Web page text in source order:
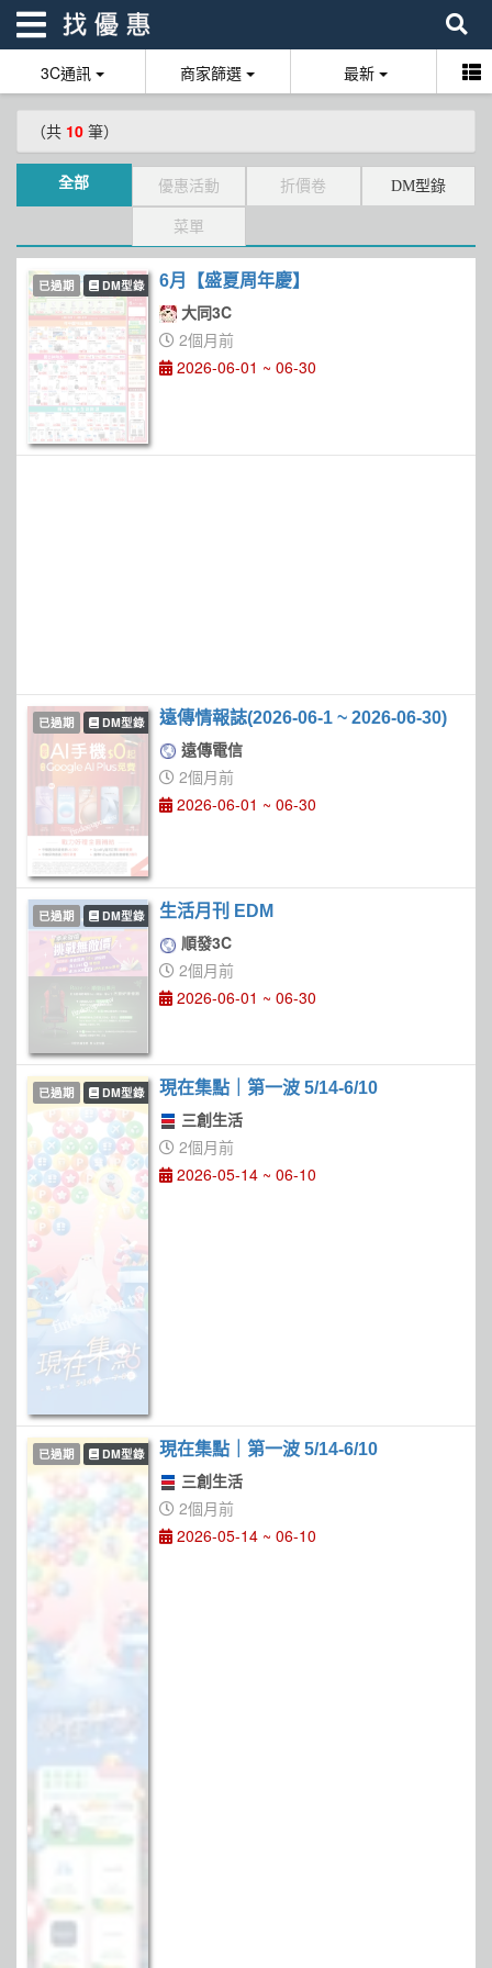
（共 10 筆）
全部 優惠活動 折價卷 DM型錄
菜單
3C通訊 商家篩選 最新
已過期 DM型錄 6月【盛夏周年慶】
大同3C
2個月前
2026-06-01 ~ 06-30
已過期 DM型錄 遠傳情報誌(2026-06-1 ~ 2026-06-30)
遠傳電信
2個月前
2026-06-01 ~ 06-30
已過期 DM型錄 生活月刊 EDM
順發3C
2個月前
2026-06-01 ~ 06-30
已過期 DM型錄 現在集點｜第一波 5/14-6/10
三創生活
2個月前
2026-05-14 ~ 06-10
已過期 DM型錄 現在集點｜第一波 5/14-6/10
三創生活
2個月前
2026-05-14 ~ 06-10
找優惠
首頁
優惠活動
折價卷
線上DM
找菜單
品牌總覽